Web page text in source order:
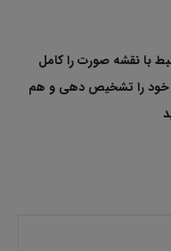
با نقشه صورت را کامل
خود را تشخیص دهی و هم